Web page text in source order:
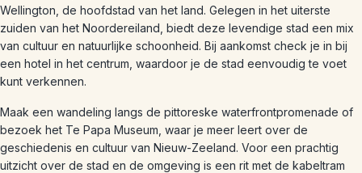
Wellington, de hoofdstad van het land. Gelegen in het uiterste
zuiden van het Noordereiland, biedt deze levendige stad een mix
van cultuur en natuurlijke schoonheid. Bij aankomst check je in bij
een hotel in het centrum, waardoor je de stad eenvoudig te voet
kunt verkennen.
Maak een wandeling langs de pittoreske waterfrontpromenade of
bezoek het Te Papa Museum, waar je meer leert over de
geschiedenis en cultuur van Nieuw-Zeeland. Voor een prachtig
uitzicht over de stad en de omgeving is een rit met de kabeltram